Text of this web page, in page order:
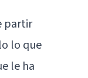
partir
lo que
le ha